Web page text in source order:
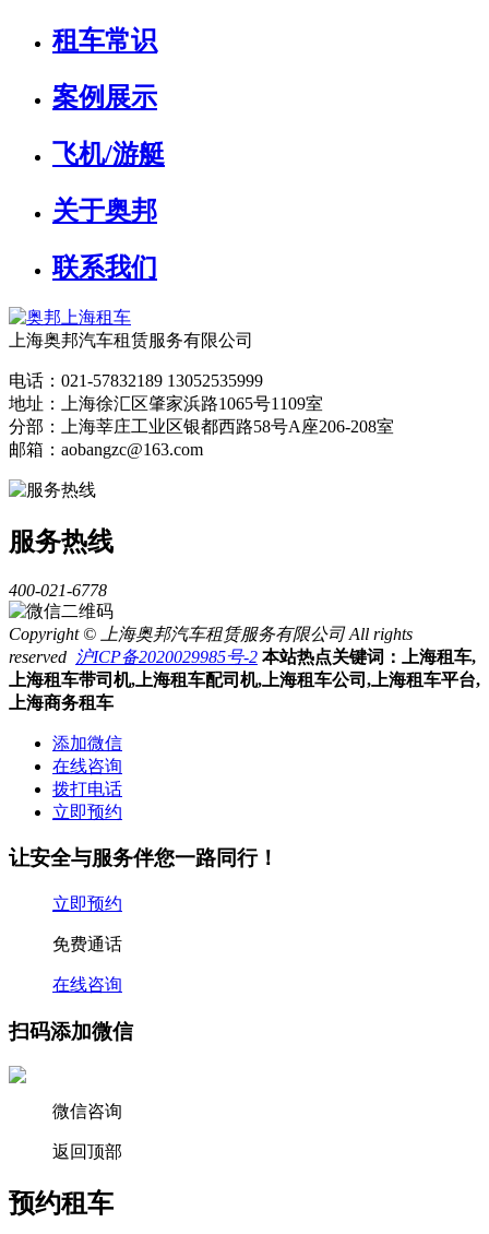
租车常识
案例展示
飞机/游艇
关于奥邦
联系我们
上海奥邦汽车租赁服务有限公司
电话：021-57832189 13052535999
地址：上海徐汇区肇家浜路1065号1109室
分部：上海莘庄工业区银都西路58号A座206-208室
邮箱：aobangzc@163.com
服务热线
400-021-6778
Copyright © 上海奥邦汽车租赁服务有限公司 All rights
reserved 沪ICP备2020029985号-2 本站热点关键词：上海租车,
上海租车带司机,上海租车配司机,上海租车公司,上海租车平台,
上海商务租车
添加微信
在线咨询
拨打电话
立即预约
让安全与服务伴您一路同行！
立即预约
免费通话
在线咨询
扫码添加微信
微信咨询
返回顶部
预约租车